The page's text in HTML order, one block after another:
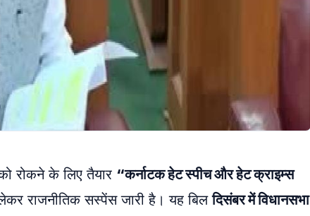
रोकने के लिए तैयार “कर्नाटक हेट स्पीच और हेट क्राइम्स
राजनीतिक सस्पेंस जारी है। यह बिलदिसंबर में विधानसभा